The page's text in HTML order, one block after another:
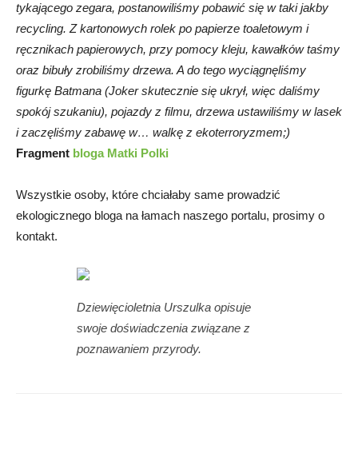
tykającego zegara, postanowiliśmy pobawić się w taki jakby
recycling. Z kartonowych rolek po papierze toaletowym i
ręcznikach papierowych, przy pomocy kleju, kawałków taśmy
oraz bibuły zrobiliśmy drzewa. A do tego wyciągnęliśmy
figurkę Batmana (Joker skutecznie się ukrył, więc daliśmy
spokój szukaniu), pojazdy z filmu, drzewa ustawiliśmy w lasek
i zaczęliśmy zabawę w… walkę z ekoterroryzmem;)
Fragment bloga Matki Polki
Wszystkie osoby, które chciałaby same prowadzić
ekologicznego bloga na łamach naszego portalu, prosimy o
kontakt.
Dziewięcioletnia Urszulka opisuje
swoje doświadczenia związane z
poznawaniem przyrody.